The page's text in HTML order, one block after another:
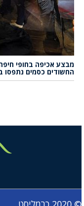
מבצע אכיפה בחופי
החשודים כסמים נתפסו